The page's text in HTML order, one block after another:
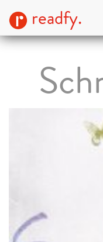
readfy.